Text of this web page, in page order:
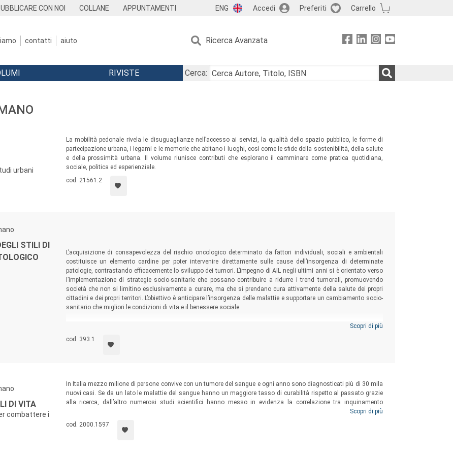
CON NOI COLLANE APPUNTAMENTI ENG Accedi Preferiti Carrello
contatti aiuto Ricerca Avanzata
RIVISTE
Cerca:
urbani
La mobilità pedonale rivela le disuguaglianze nell’accesso ai servizi, la qualità dello spazio pubblico, le forme di
partecipazione urbana, i legami e le memorie che abitano i luoghi, così come le sfide della sostenibilità, della salute
e della prossimità urbana. Il volume riunisce contributi che esplorano il camminare come pratica quotidiana,
sociale, politica ed esperienziale.
cod. 21561.2
STILI DI
L’acquisizione di consapevolezza del rischio oncologico determinato da fattori individuali, sociali e ambientali
costituisce un elemento cardine per poter intervenire direttamente sulle cause dell’insorgenza di determinate
patologie, contrastando efficacemente lo sviluppo dei tumori. L’impegno di AIL negli ultimi anni si è orientato verso
l’implementazione di strategie socio-sanitarie che possano contribuire a ridurre i trend tumorali, promuovendo
società che non si limitino esclusivamente a curare, ma che si prendano cura attivamente della salute dei propri
cittadini e dei propri territori. L’obiettivo è anticipare l’insorgenza delle malattie e supportare un cambiamento socio-
sanitario che migliori le condizioni di vita e il benessere sociale.
Scopri di più
cod. 393.1
DI VITA
combattere i
In Italia mezzo milione di persone convive con un tumore del sangue e ogni anno sono diagnosticati più di 30 mila
nuovi casi. Se da un lato le malattie del sangue hanno un maggiore tasso di curabilità rispetto al passato grazie
alla ricerca, dall’altro numerosi studi scientifici hanno messo in evidenza la correlazione tra inquinamento
ambientale e insorgenza delle malattie tumorali. L’adozione di adeguate politiche territoriali, ambientali e sanitarie
possono ridurre le malattie tumorali, contribuendo al miglioramento della qualità della vita e del benessere.
Scopri di più
cod. 2000.1597